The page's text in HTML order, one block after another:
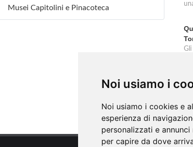
Noi usiamo i
Noi usiamo i cookies e
esperienza di
personalizzati e
per capire da dove
Musei Capitolini e Pinacoteca
via San Silvestro 72, Montecompatri
Gli